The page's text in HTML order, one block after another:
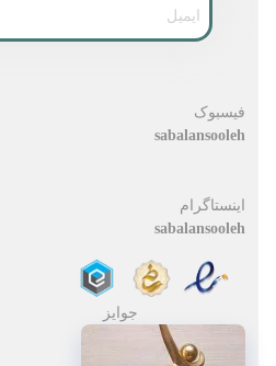
فیسبوک
sabalansooleh
اینستاگرام
sabalansooleh
جوایز